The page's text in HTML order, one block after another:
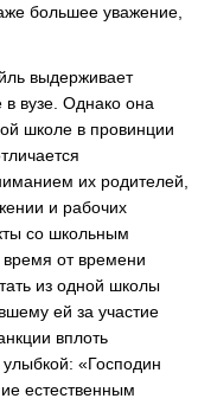
большее уважение,
выдерживает
вузе. Однако она
школе в провинции
их родителей,
и рабочих
со школьным
время от времени
из одной школы
ей за участие
вплоть
«Господин
естественным